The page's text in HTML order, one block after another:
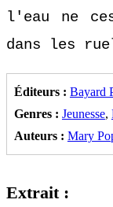
l'eau ne
dans les
Éditeurs : Bayard
Genres : Jeunesse,
Auteurs : Mary
Extrait :